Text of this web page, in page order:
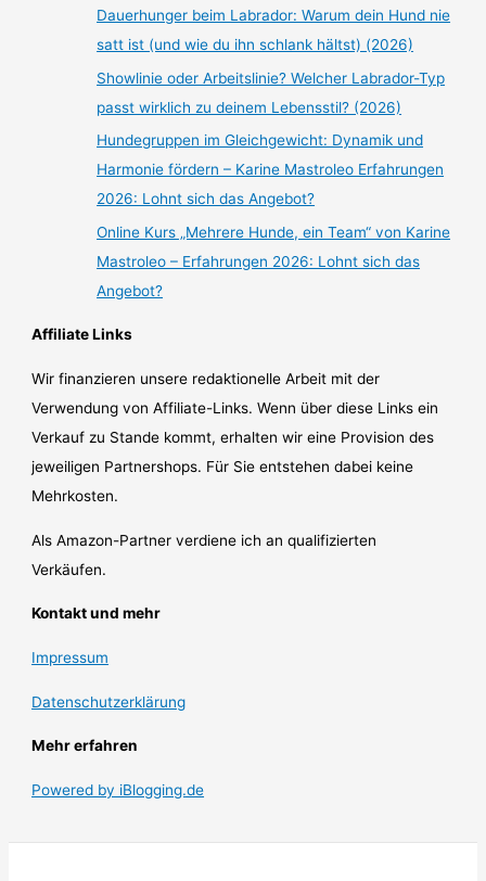
Dauerhunger beim Labrador: Warum dein Hund nie
satt ist (und wie du ihn schlank hältst) (2026)
Showlinie oder Arbeitslinie? Welcher Labrador-Typ
passt wirklich zu deinem Lebensstil? (2026)
Hundegruppen im Gleichgewicht: Dynamik und
Harmonie fördern – Karine Mastroleo Erfahrungen
2026: Lohnt sich das Angebot?
Online Kurs „Mehrere Hunde, ein Team“ von Karine
Mastroleo – Erfahrungen 2026: Lohnt sich das
Angebot?
Affiliate Links
Wir finanzieren unsere redaktionelle Arbeit mit der
Verwendung von Affiliate-Links. Wenn über diese Links ein
Verkauf zu Stande kommt, erhalten wir eine Provision des
jeweiligen Partnershops. Für Sie entstehen dabei keine
Mehrkosten.
Als Amazon-Partner verdiene ich an qualifizierten
Verkäufen.
Kontakt und mehr
Impressum
Datenschutzerklärung
Mehr erfahren
Powered by iBlogging.de